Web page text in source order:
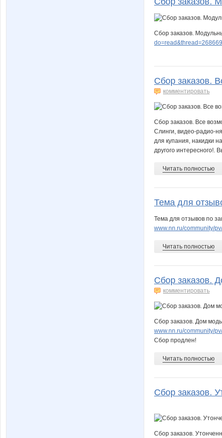
yana1401 yoda
крымская
олюся
Аникс Анна74
ГетцЮля ГЕРА*
Мария Фролова
Самапосебенишна Сцилла
Сбор заказов.
Сбор заказов.
комментировать
Сбор заказов. Все
Слинги, видео-радио-
для купания, накидки
другого интересного!.
Читать полностью
Тема для
Тема для отзывов по
www.nn.ru/community/
Читать полностью
Сбор заказов.
комментировать
Сбор заказов. Дом
www.nn.ru/community/
Сбор продлен!
Читать полностью
Сбор заказов.
Сбор заказов.